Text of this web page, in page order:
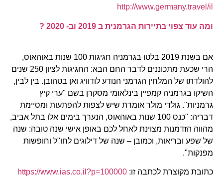
http://www.germany.travel/il
ומה עוד צפוי בתיירות הגרמנית ב 2019 וב- 2020 ?
אם בשנת 2019 בלטו בגרמניה חגיגות 100 שנות באוהאוס,
הרי שכעת מתכוננים לדבר החם הבא: החגיגות לציון 250 שנים
להולדתו של המלחין הגרמני הנודע לודוויג ואן בטהובן. בין לבין,
השיקו בגרמניה קמפיין בינלאומי מסקרן בשם "ערי קיץ
גרמניות". גולדי מולר אומרת שיש לצפות להפתעות ומסיימת
דבריה: "כנס 100 שנות באוהאוס, הנערך בימים אלו בתל אביב,
מהווה הזדמנות מצוינת לאחל לכם באופן אישי שנה טובה: שנה
של שפע ובריאות, וכמובן – שנה של דילוגים לחו"ל וחופשות
מפנקות".
כתובת מקוצרת לכתבה זו: https://www.ias.co.il?p=100000